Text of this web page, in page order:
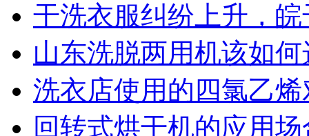
干洗衣服纠纷上升，皖
山东洗脱两用机该如何
洗衣店使用的四氯乙烯
回转式烘干机的应用场